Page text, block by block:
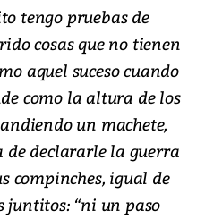
tengo pruebas de
cosas que no tienen
aquel suceso cuando
como la altura de los
un machete,
de declararle la guerra
compinches, igual de
juntitos: “ni un paso